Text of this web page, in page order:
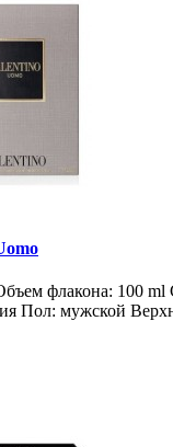
флакона: 100 ml
Пол: мужской